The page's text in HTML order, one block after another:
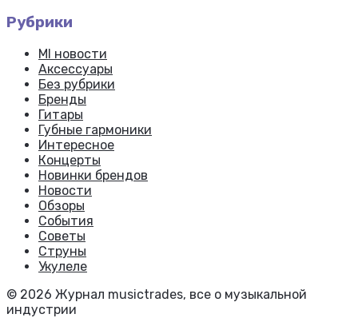
Рубрики
MI новости
Аксессуары
Без рубрики
Бренды
Гитары
Губные гармоники
Интересное
Концерты
Новинки брендов
Новости
Обзоры
События
Советы
Струны
Укулеле
© 2026 Журнал musictrades, все о музыкальной
индустрии